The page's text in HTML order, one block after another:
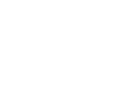
der Beihilfeausschuss der
Württemberg